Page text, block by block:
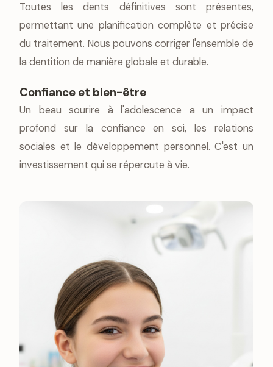
Toutes les dents définitives sont présentes,
permettant une planification complète et précise
du traitement. Nous pouvons corriger l'ensemble de
la dentition de manière globale et durable.
Confiance et bien-être
Un beau sourire à l'adolescence a un impact
profond sur la confiance en soi, les relations
sociales et le développement personnel. C'est un
investissement qui se répercute à vie.